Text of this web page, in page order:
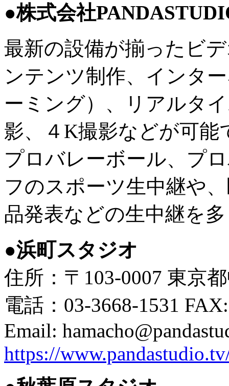
●株式会社
最新の設備が揃ったビ
ンテンツ制作、インタ
ーミング）、リアルタ
影、４K撮影などが可能
プロバレーボール、プ
フのスポーツ生中継や
品発表などの生中継を
●浜町スタジオ
住所：〒103-0007 東京
電話：03-3668-1531
Email:
https://